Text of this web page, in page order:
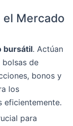
el Mercado
bursátil. Actúan
de
bonos y
los
eficientemente.
para